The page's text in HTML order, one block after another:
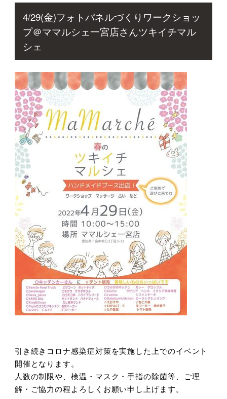
4/29(金)フォトパネルづくりワークショッ
プ＠ママルシェ一宮店さんツキイチマル
シェ
引き続きコロナ感染症対策を実施した上でのイベント
開催となります。
人数の制限や、検温・マスク・手指の除菌等、ご理
解・ご協力の程よろしくお願い申し上げます。